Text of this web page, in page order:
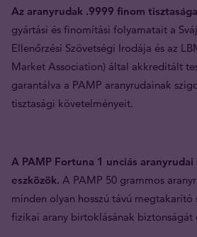
Az aranyrudak .9999 finom
gyártási és finomítási folyamatait a
Ellenőrzési Szövetségi Irodája és az
Market Association) által akkreditált
garantálva a PAMP aranyrudainak
tisztasági követelményeit.
A PAMP Fortuna 1 unciás
eszközök. A PAMP 50 grammos
minden olyan hosszú távú megtakarító
fizikai arany birtoklásának biztonságát